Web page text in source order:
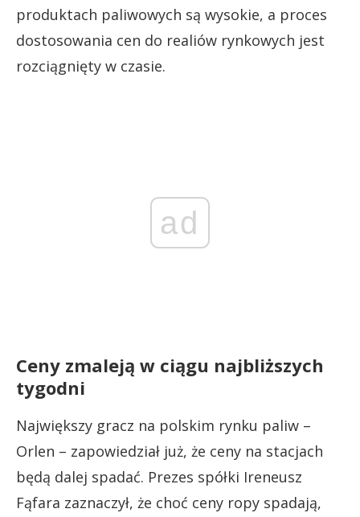
produktach paliwowych są wysokie, a proces
dostosowania cen do realiów rynkowych jest
rozciągnięty w czasie.
ad
Ceny zmaleją w ciągu najbliższych
tygodni
Największy gracz na polskim rynku paliw –
Orlen – zapowiedział już, że ceny na stacjach
będą dalej spadać. Prezes spółki Ireneusz
Fąfara zaznaczył, że choć ceny ropy spadają,